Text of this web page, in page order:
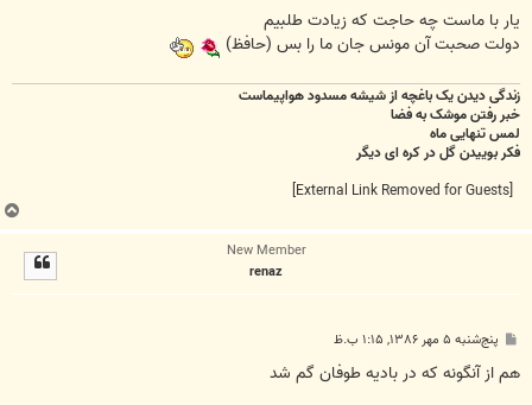
ت
يار با ماست چه حاجت که زيادت طلبيم
دولت صحبت آن مونس جان ما را بس (حافظ)
زندگی دیدن یک باغچه از شیشه مسدود هواپیماست
خبر رفتن موشک به فضا
لمس تنهایی ماه
فکر بوییدن گل در کره ای دیگر
ب
ا
New Member
renaz
پ
ت
پنج‌شنبه ۵ مهر ۱۳۸۶, ۱:۱۵ ب.ظ
هم از آنگونه كه در باديه طوفان گم شد